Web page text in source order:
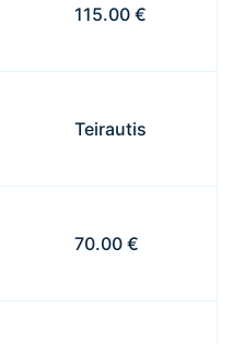
115.00 €
Teirautis
70.00 €